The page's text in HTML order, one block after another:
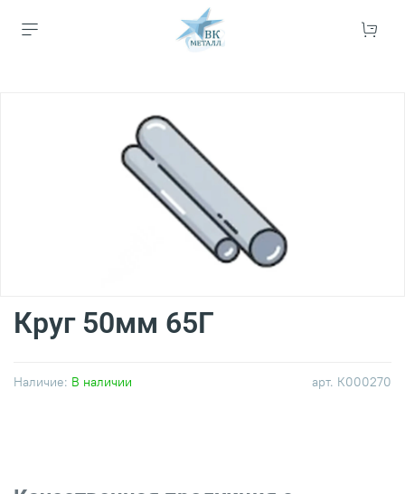
арт. К000270
Наличие: В наличии
Круг 50мм 65Г